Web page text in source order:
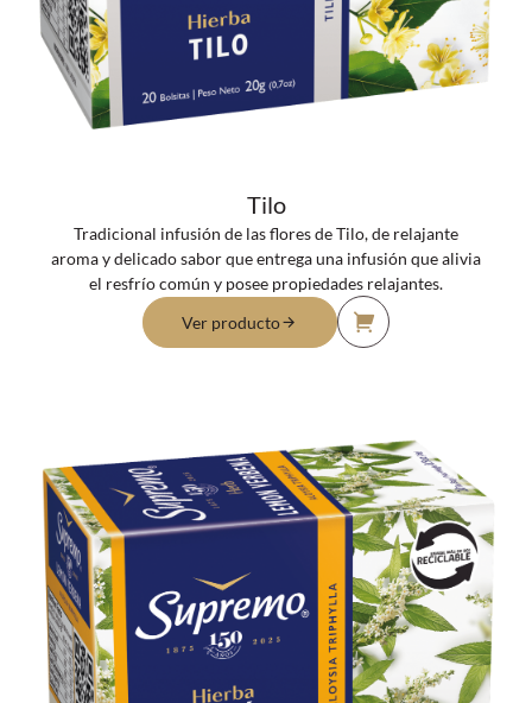
Tilo
Tradicional infusión de las flores de Tilo, de relajante
aroma y delicado sabor que entrega una infusión que alivia
el resfrío común y posee propiedades relajantes.
Ver producto